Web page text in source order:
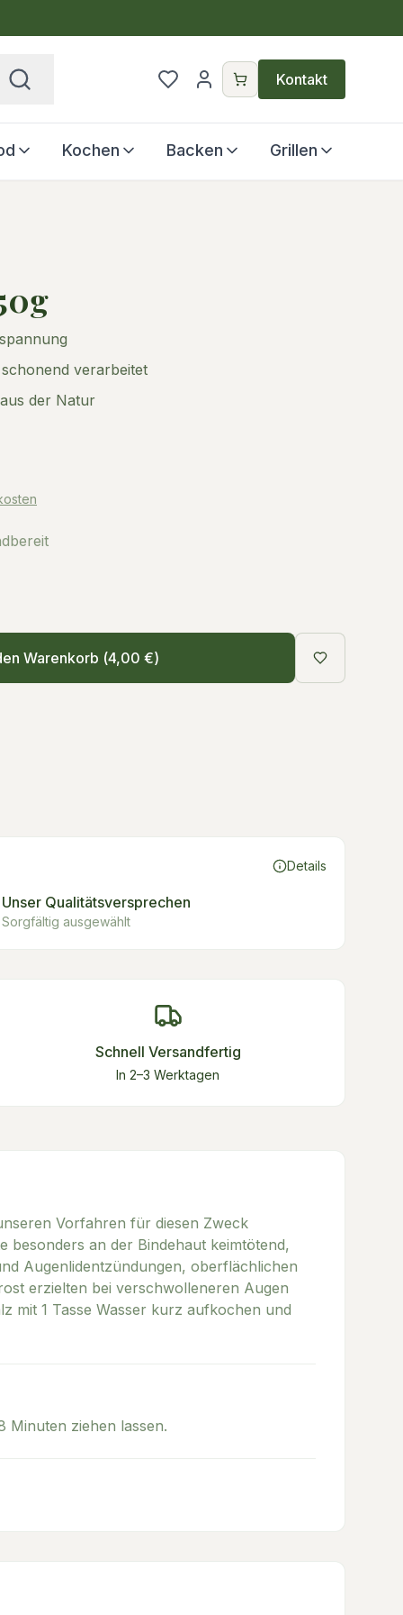
Kontakt
Kochen Backen Grillen
verarbeitet
der Natur
Warenkorb (4,00 €)
Details
Unser Qualitätsversprechen
Sorgfältig ausgewählt
Schnell Versandfertig
In 2–3 Werktagen
Vorfahren für diesen Zweck
besonders an der Bindehaut keimtötend,
Augenlidentzündungen, oberflächlichen
erzielten bei verschwolleneren Augen
mit 1 Tasse Wasser kurz aufkochen und
Minuten ziehen lassen.